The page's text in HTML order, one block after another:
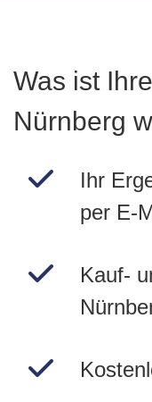
Was ist
Nürnberg
Ihr
per E-
Kauf-